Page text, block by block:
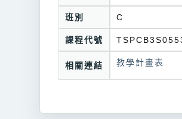
班別 C
課程代號
相關連結 教學計畫表